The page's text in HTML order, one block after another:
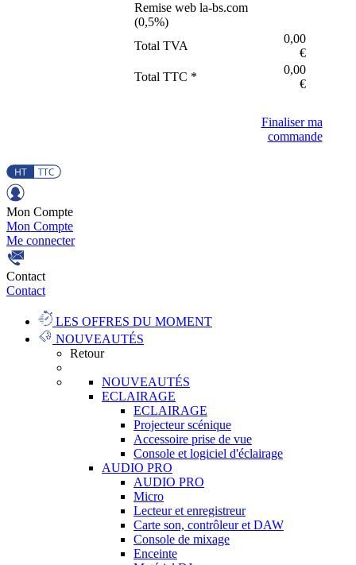
Remise web la-bs.com
(0,5%)
Total TVA
0,00
€
Total TTC *
0,00
€
Finaliser ma
commande
Mon Compte
Mon Compte
Me connecter
Contact
Contact
LES OFFRES DU MOMENT
NOUVEAUTÉS
Retour
NOUVEAUTÉS
ECLAIRAGE
ECLAIRAGE
Projecteur scénique
Accessoire prise de vue
Console et logiciel d'éclairage
AUDIO PRO
AUDIO PRO
Micro
Lecteur et enregistreur
Carte son, contrôleur et DAW
Console de mixage
Enceinte